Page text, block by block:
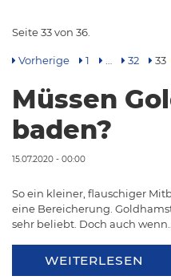
Seite 33 von 36.
Vorherige 1 32 33
Müssen
baden?
15.07.2020 - 00:00
So ein kleiner, flauschiger
eine Bereicherung.
sehr beliebt. Doch auch wenn…
WEITERLESEN